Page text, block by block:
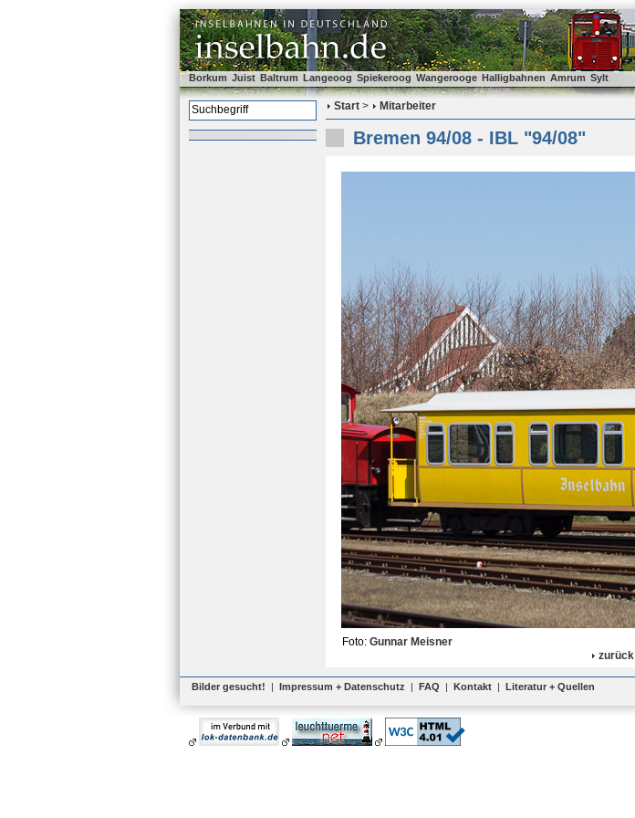
Borkum Juist Baltrum Langeoog Spiekeroog Wangerooge Halligbahnen Amrum Sylt
Start > Mitarbeiter
Bremen 94/08 - IBL "94/08"
Foto: Gunnar Meisner
zurück
Bilder gesucht! | Impressum + Datenschutz | FAQ | Kontakt | Literatur + Quellen